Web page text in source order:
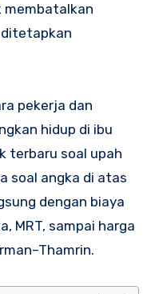
membatalkan
ditetapkan
pekerja dan
hidup di ibu
terbaru soal upah
soal angka di atas
dengan biaya
MRT, sampai harga